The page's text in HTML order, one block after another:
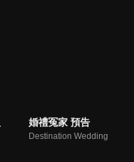
婚禮冤家 預告
Destination Wedding